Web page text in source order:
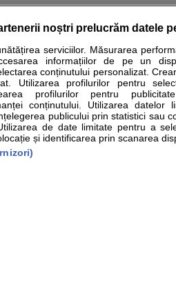
au scop informativ si educational. Ele
pe sfatulmedicului.ro sa consultati fie
clinica
Pentru pacient
noștri prelucrăm datele
serviciilor. Măsurarea
informațiilor de pe un
conținutului personalizat.
Utilizarea profilurilor pentru
profilurilor pentru publicitate
conținutului. Utilizarea datelor
publicului prin statistici sau
de date limitate pentru a
și identificarea prin scanarea